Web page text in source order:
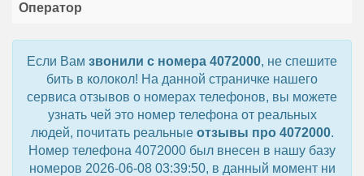
Оператор
Если Вам звонили с номера 4072000, не спешите
бить в колокол! На данной страничке нашего
сервиса отзывов о номерах телефонов, вы можете
узнать чей это номер телефона от реальных
людей, почитать реальные отзывы про 4072000.
Номер телефона 4072000 был внесен в нашу базу
номеров 2026-06-08 03:39:50, в данный момент ни